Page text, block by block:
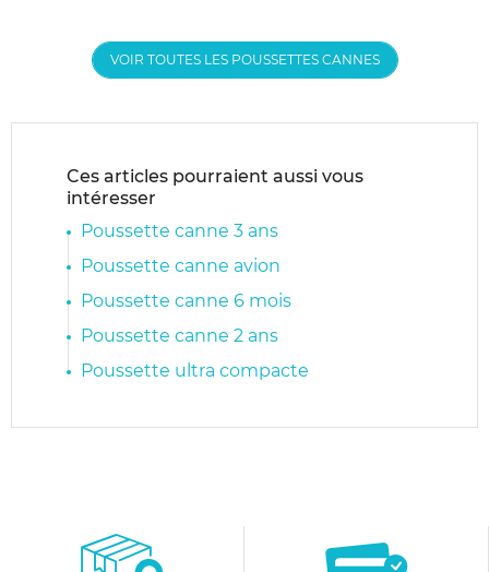
VOIR TOUTES LES POUSSETTES CANNES
Ces articles pourraient aussi vous
intéresser
Poussette canne 3 ans
Poussette canne avion
Poussette canne 6 mois
Poussette canne 2 ans
Poussette ultra compacte